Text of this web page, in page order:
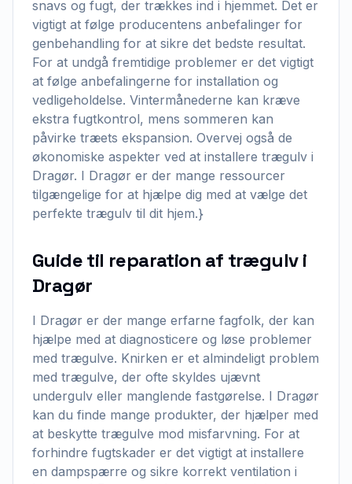
snavs og fugt, der trækkes ind i hjemmet. Det er
vigtigt at følge producentens anbefalinger for
genbehandling for at sikre det bedste resultat.
For at undgå fremtidige problemer er det vigtigt
at følge anbefalingerne for installation og
vedligeholdelse. Vintermånederne kan kræve
ekstra fugtkontrol, mens sommeren kan
påvirke træets ekspansion. Overvej også de
økonomiske aspekter ved at installere trægulv i
Dragør. I Dragør er der mange ressourcer
tilgængelige for at hjælpe dig med at vælge det
perfekte trægulv til dit hjem.}
Guide til reparation af trægulv i
Dragør
I Dragør er der mange erfarne fagfolk, der kan
hjælpe med at diagnosticere og løse problemer
med trægulve. Knirken er et almindeligt problem
med trægulve, der ofte skyldes ujævnt
undergulv eller manglende fastgørelse. I Dragør
kan du finde mange produkter, der hjælper med
at beskytte trægulve mod misfarvning. For at
forhindre fugtskader er det vigtigt at installere
en dampspærre og sikre korrekt ventilation i